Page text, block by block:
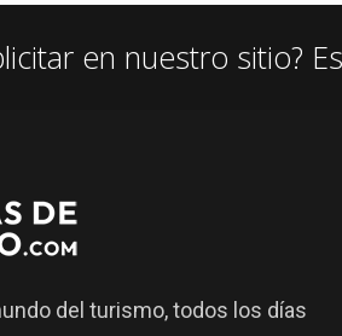
en nuestro sitio?
del turismo, todos los días